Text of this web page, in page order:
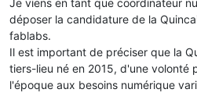
Je viens en tant que coordinateur
déposer la candidature de la
fablabs.
Il est important de préciser que la
tiers-lieu né en 2015, d'une volonté
l'époque aux besoins numérique